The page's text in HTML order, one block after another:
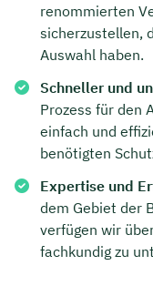
renommierten
sicherzustellen,
Auswahl haben.
Schneller und
Prozess für den
einfach und
benötigten
Expertise und
dem Gebiet der
verfügen wir
fachkundig zu